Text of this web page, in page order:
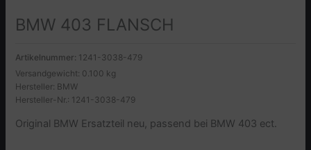
BMW 403 FLANSCH
Artikelnummer: 1241-3038-479
Versandgewicht: 0.100 kg
Hersteller: BMW
Hersteller-Nr.: 1241-3038-479
Original BMW Ersatzteil neu, passend bei BMW 403 ect.